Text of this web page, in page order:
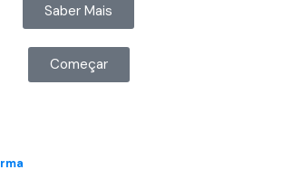
Saber Mais
Começar